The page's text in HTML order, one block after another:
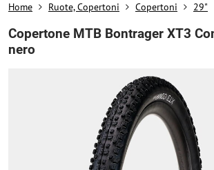
Home Ruote, Copertoni Copertoni 29"
Copertone MTB Bontrager XT3
nero